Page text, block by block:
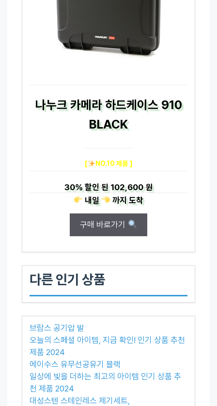
나누크 카메라 하드케이스 910
BLACK
[ NO.10 제품 ]
30%할인 된102,600 원
내일
까지도착
구매 바로가기
다른 인기 상품
브람스 공기압 발
오늘의 스페셜 아이템, 지금 확인! 인기 상품 추천
제품 2024
에이수스 유무선공유기 블랙
일상에 빛을 더하는 최고의 아이템 인기 상품 추
천 제품 2024
대성스텐 스테인레스 제기세트,